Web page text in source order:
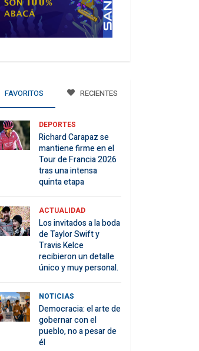
FAVORITOS RECIENTES
DEPORTES
Richard Carapaz se
mantiene firme en el
Tour de Francia 2026
tras una intensa
quinta etapa
ACTUALIDAD
Los invitados a la boda
de Taylor Swift y
Travis Kelce
recibieron un detalle
único y muy personal.
NOTICIAS
Democracia: el arte de
gobernar con el
pueblo, no a pesar de
él